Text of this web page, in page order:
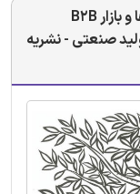
ترجمه مقاله یک بررسی درمورد پلتفرم ها و بازار B2B
صنعتی - نشریه